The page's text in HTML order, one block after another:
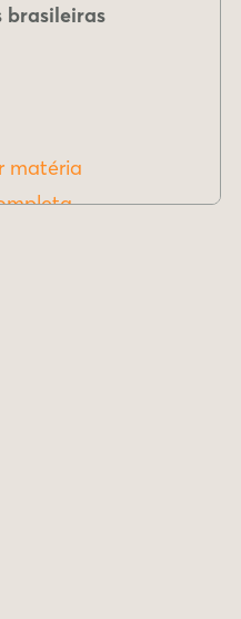
brasileiras
matéria